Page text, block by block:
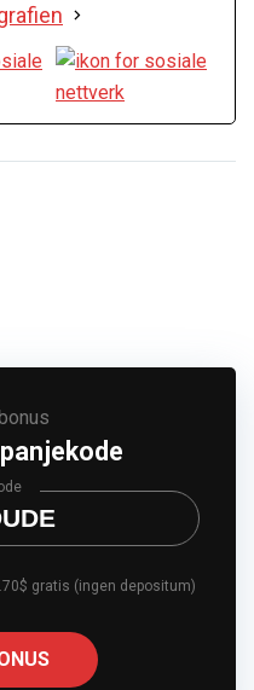
gratis (ingen depositum)